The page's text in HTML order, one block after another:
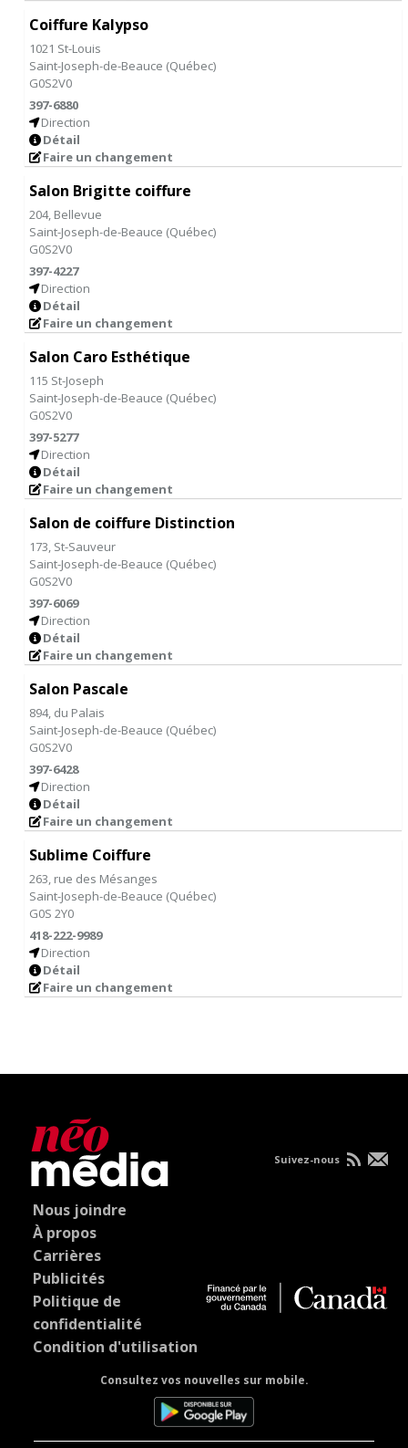
Coiffure Kalypso
1021 St-Louis
Saint-Joseph-de-Beauce (Québec)
G0S2V0
397-6880
Direction
Détail
Faire un changement
Salon Brigitte coiffure
204, Bellevue
Saint-Joseph-de-Beauce (Québec)
G0S2V0
397-4227
Direction
Détail
Faire un changement
Salon Caro Esthétique
115 St-Joseph
Saint-Joseph-de-Beauce (Québec)
G0S2V0
397-5277
Direction
Détail
Faire un changement
Salon de coiffure Distinction
173, St-Sauveur
Saint-Joseph-de-Beauce (Québec)
G0S2V0
397-6069
Direction
Détail
Faire un changement
Salon Pascale
894, du Palais
Saint-Joseph-de-Beauce (Québec)
G0S2V0
397-6428
Direction
Détail
Faire un changement
Sublime Coiffure
263, rue des Mésanges
Saint-Joseph-de-Beauce (Québec)
G0S 2Y0
418-222-9989
Direction
Détail
Faire un changement
Nous joindre
À propos
Carrières
Publicités
Politique de
confidentialité
Condition d'utilisation
Consultez vos nouvelles sur mobile.
Suivez-nous